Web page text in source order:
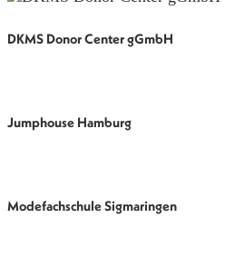
DKMS Donor Center gGmbH
Jumphouse Hamburg
Modefachschule Sigmaringen